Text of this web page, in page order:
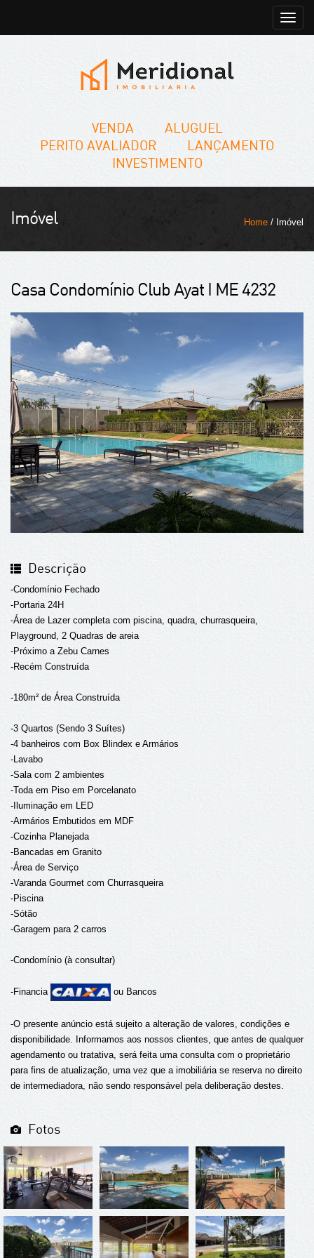
Toggle
VENDA
ALUGUEL
PERITO AVALIADOR
LANÇAMENTO
INVESTIMENTO
Home / Imóvel
Imóvel
Casa Condomínio Club Ayat I ME 4232
Descrição
-Condomínio Fechado
-Portaria 24H
-Área de Lazer completa com piscina, quadra, churrasqueira,
Playground, 2 Quadras de areia
-Próximo a Zebu Carnes
-Recém Construída
-180m² de Área Construída
-3 Quartos (Sendo 3 Suítes)
-4 banheiros com Box Blindex e Armários
-Lavabo
-Sala com 2 ambientes
-Toda em Piso em Porcelanato
-Iluminação em LED
-Armários Embutidos em MDF
-Cozinha Planejada
-Bancadas em Granito
-Área de Serviço
-Varanda Gourmet com Churrasqueira
-Piscina
-Sótão
-Garagem para 2 carros
-Condomínio (à consultar)
-Financia ou Bancos
-O presente anúncio está sujeito a alteração de valores, condições e
disponibilidade. Informamos aos nossos clientes, que antes de qualquer
agendamento ou tratativa, será feita uma consulta com o proprietário
para fins de atualização, uma vez que a imobiliária se reserva no direito
de intermediadora, não sendo responsável pela deliberação destes.
Fotos